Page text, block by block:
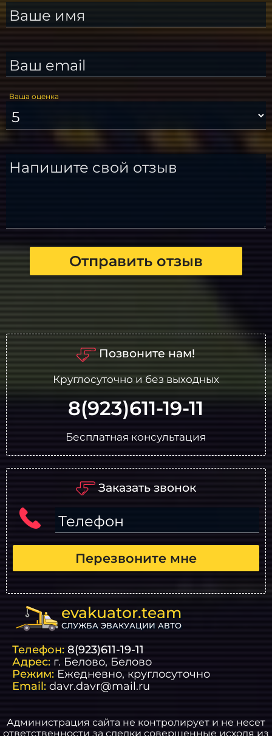
Ваше имя
Ваш email
Ваша оценка
Напишите свой отзыв
Отправить отзыв
Позвоните нам!
Круглосуточно и без выходных
8(923)611-19-11
Бесплатная консультация
Заказать звонок
Телефон
Перезвоните мне
evakuator.team
СЛУЖБА ЭВАКУАЦИИ АВТО
Телефон: 8(923)611-19-11
Адрес: г. Белово, Белово
Режим: Ежедневно, круглосуточно
Email: davr.davr@mail.ru
Администрация сайта не контролирует и не несет
ответственности за сделки совершенные исходя из